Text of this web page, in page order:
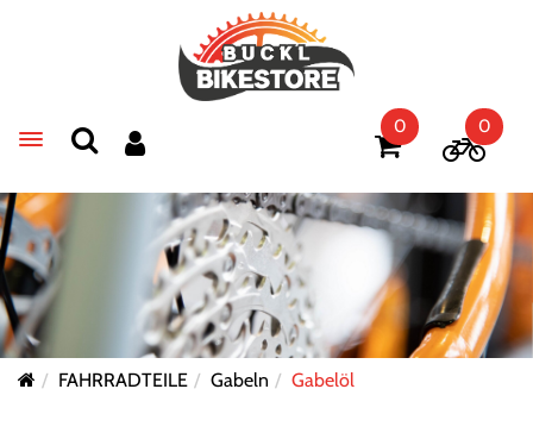
Toggle navigation
0 0
FAHRRADTEILE Gabeln Gabelöl